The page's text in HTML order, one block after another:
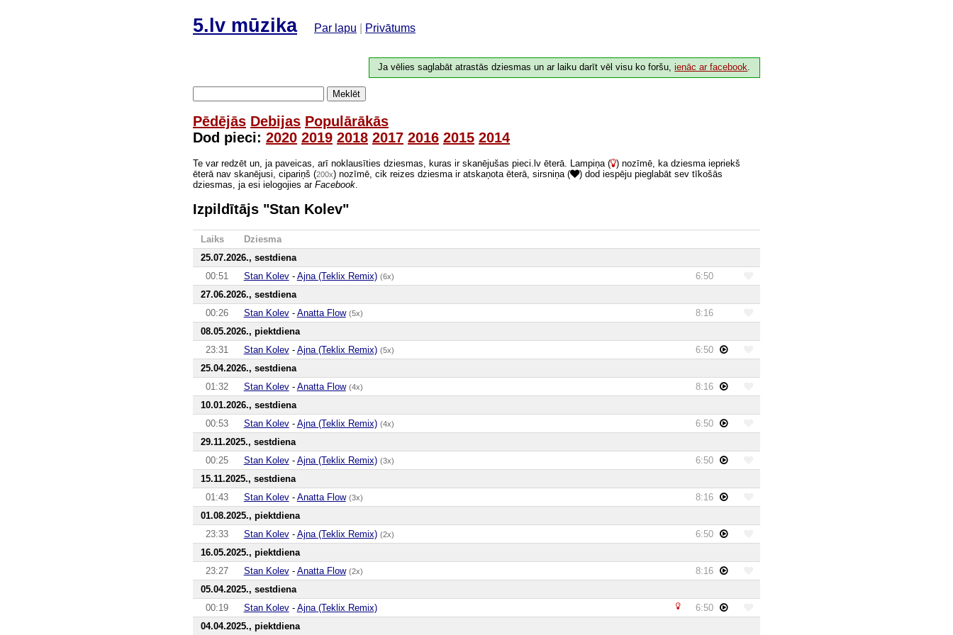
5.lv mūzika Par lapu Privātums
Ja vēlies saglabāt atrastās dziesmas un ar laiku darīt vēl visu ko foršu,ienāc ar facebook.
Meklēt
Pēdējās Debijas Populārākās
Dod pieci: 2020 2019 2018 2017 2016 2015 2014
Te var redzēt un, ja paveicas, arī noklausīties dziesmas, kuras ir skanējušas pieci.lv ēterā. Lampiņa ( ) nozīmē, ka dziesma iepriekš
ēterā nav skanējusi, cipariņš (200x) nozīmē, cik reizes dziesma ir atskaņota ēterā, sirsniņa (
) dod iespēju pieglabāt sev tīkošās
dziesmas, ja esi ielogojies ar Facebook
Izpildītājs "Stan Kolev"
Laiks
Dziesma
25.07.2026., sestdiena
00:51
Stan Kolev- Ajna (Teklix Remix) (6x)
6:50
27.06.2026., sestdiena
00:26
Stan Kolev- Anatta Flow (5x)
8:16
08.05.2026., piektdiena
23:31
Stan Kolev- Ajna (Teklix Remix) (5x)
6:50
25.04.2026., sestdiena
01:32
Stan Kolev- Anatta Flow (4x)
8:16
10.01.2026., sestdiena
00:53
Stan Kolev- Ajna (Teklix Remix) (4x)
6:50
29.11.2025., sestdiena
00:25
Stan Kolev- Ajna (Teklix Remix) (3x)
6:50
15.11.2025., sestdiena
01:43
Stan Kolev- Anatta Flow (3x)
8:16
01.08.2025., piektdiena
23:33
Stan Kolev- Ajna (Teklix Remix) (2x)
6:50
16.05.2025., piektdiena
23:27
Stan Kolev- Anatta Flow (2x)
8:16
05.04.2025., sestdiena
00:19
Stan Kolev- Ajna (Teklix Remix)
6:50
04.04.2025., piektdiena